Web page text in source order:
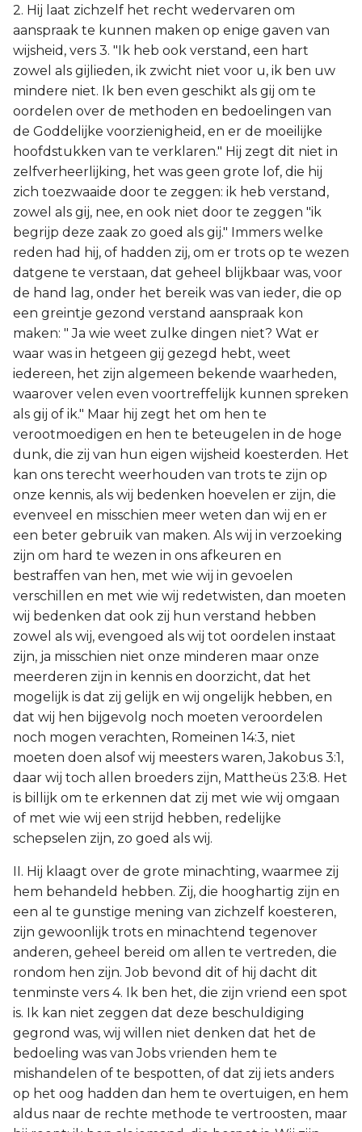
2. Hij laat zichzelf het recht wedervaren om
aanspraak te kunnen maken op enige gaven van
wijsheid, vers 3. "Ik heb ook verstand, een hart
zowel als gijlieden, ik zwicht niet voor u, ik ben uw
mindere niet. Ik ben even geschikt als gij om te
oordelen over de methoden en bedoelingen van
de Goddelijke voorzienigheid, en er de moeilijke
hoofdstukken van te verklaren." Hij zegt dit niet in
zelfverheerlijking, het was geen grote lof, die hij
zich toezwaaide door te zeggen: ik heb verstand,
zowel als gij, nee, en ook niet door te zeggen "ik
begrijp deze zaak zo goed als gij." Immers welke
reden had hij, of hadden zij, om er trots op te wezen
datgene te verstaan, dat geheel blijkbaar was, voor
de hand lag, onder het bereik was van ieder, die op
een greintje gezond verstand aanspraak kon
maken: " Ja wie weet zulke dingen niet? Wat er
waar was in hetgeen gij gezegd hebt, weet
iedereen, het zijn algemeen bekende waarheden,
waarover velen even voortreffelijk kunnen spreken
als gij of ik." Maar hij zegt het om hen te
verootmoedigen en hen te beteugelen in de hoge
dunk, die zij van hun eigen wijsheid koesterden. Het
kan ons terecht weerhouden van trots te zijn op
onze kennis, als wij bedenken hoevelen er zijn, die
evenveel en misschien meer weten dan wij en er
een beter gebruik van maken. Als wij in verzoeking
zijn om hard te wezen in ons afkeuren en
bestraffen van hen, met wie wij in gevoelen
verschillen en met wie wij redetwisten, dan moeten
wij bedenken dat ook zij hun verstand hebben
zowel als wij, evengoed als wij tot oordelen instaat
zijn, ja misschien niet onze minderen maar onze
meerderen zijn in kennis en doorzicht, dat het
mogelijk is dat zij gelijk en wij ongelijk hebben, en
dat wij hen bijgevolg noch moeten veroordelen
noch mogen verachten, Romeinen 14:3, niet
moeten doen alsof wij meesters waren, Jakobus 3:1,
daar wij toch allen broeders zijn, Mattheüs 23:8. Het
is billijk om te erkennen dat zij met wie wij omgaan
of met wie wij een strijd hebben, redelijke
schepselen zijn, zo goed als wij.
II. Hij klaagt over de grote minachting, waarmee zij
hem behandeld hebben. Zij, die hooghartig zijn en
een al te gunstige mening van zichzelf koesteren,
zijn gewoonlijk trots en minachtend tegenover
anderen, geheel bereid om allen te vertreden, die
rondom hen zijn. Job bevond dit of hij dacht dit
tenminste vers 4. Ik ben het, die zijn vriend een spot
is. Ik kan niet zeggen dat deze beschuldiging
gegrond was, wij willen niet denken dat het de
bedoeling was van Jobs vrienden hem te
mishandelen of te bespotten, of dat zij iets anders
op het oog hadden dan hem te overtuigen, en hem
aldus naar de rechte methode te vertroosten, maar